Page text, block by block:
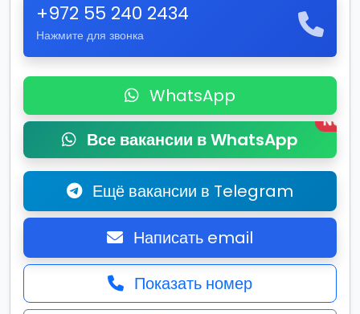
+972 55 240 2434
Нажмите для звонка
WhatsApp
Все вакансии в WhatsApp
New
Ещё вакансии в Telegram
Написать email
Показать номер